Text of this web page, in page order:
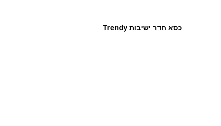
כסא חדר ישיבות Trendy